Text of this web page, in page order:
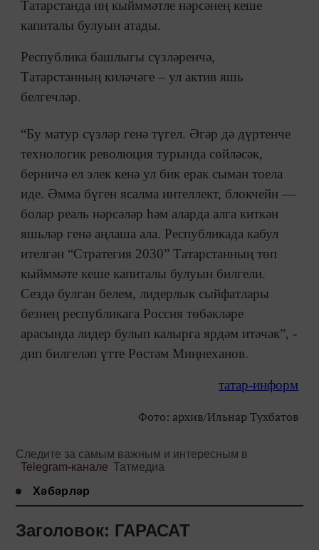
Татарстанда иң кыйммәтле нәрсәнең кеше
капиталы булуын атады.
Республика башлыгы сүзләренчә,
Татарстанның киләчәге – ул актив яшь
белгечләр.
“Бу матур сүзләр генә түгел. Әгәр дә дүртенче
технологик революция турында сөйләсәк,
берничә ел элек кенә ул бик ерак сыман тоела
иде. Әмма бүген ясалма интеллект, блокчейн —
болар реаль нәрсәләр һәм аларда алга киткән
яшьләр генә аңлаша ала. Республикада кабул
ителгән “Стратегия 2030” Татарстанның төп
кыйммәте кеше капиталы булуын билгели.
Сездә булган белем, лидерлык сыйфатлары
безнең республикага Россия төбәкләре
арасында лидер булып калырга ярдәм итәчәк”, -
дип билгеләп үтте Рөстәм Миңнеханов.
татар-информ
Фото: архив/Ильнар Тухбатов
Следите за самым важным и интересным в
Telegram-канале Татмедиа
Хәбәрләр
Заголовок: ГАРАСАТ